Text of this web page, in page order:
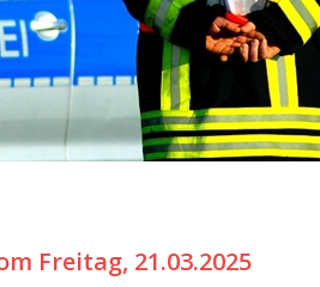
spendet 10.000.- € an „Kinder unterm
/ Geschwindigkeitsmessung für die KW
gewinnt vor der Schweiz den Longines EEF
Speyer / Brazzeltag
Freitag, 21.03.2025